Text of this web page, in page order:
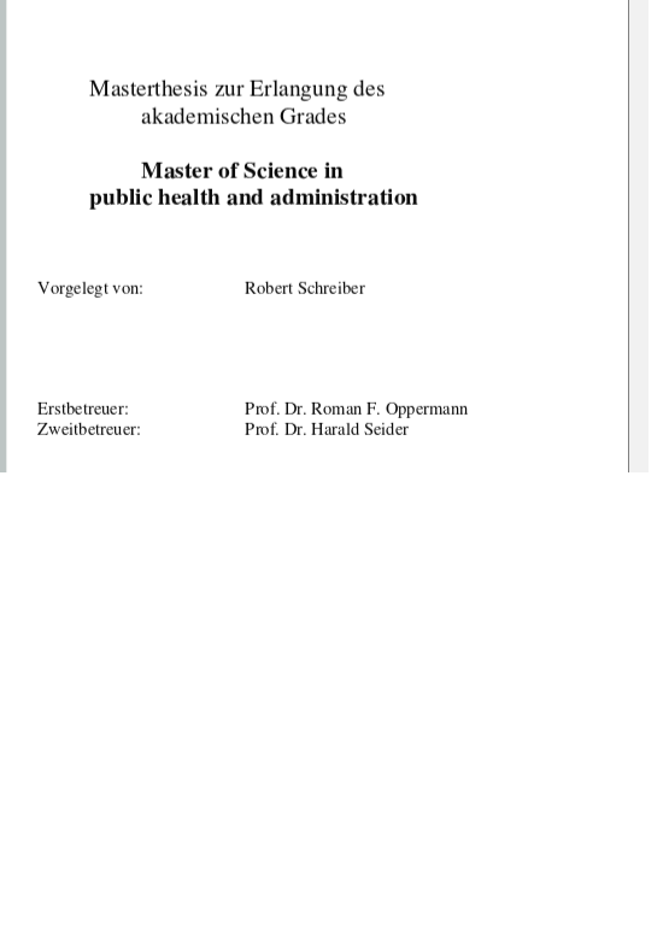
Masterthesis zur Erlangung des
akademischen Grades
Master of Science in
public health and administration
Vorgelegt von: Robert Schreiber
Erstbetreuer:
                        Prof.            Dr.            Roman            F.            Oppermann
Zweitbetreuer:                                    Prof.            Dr.            Harald            Seider